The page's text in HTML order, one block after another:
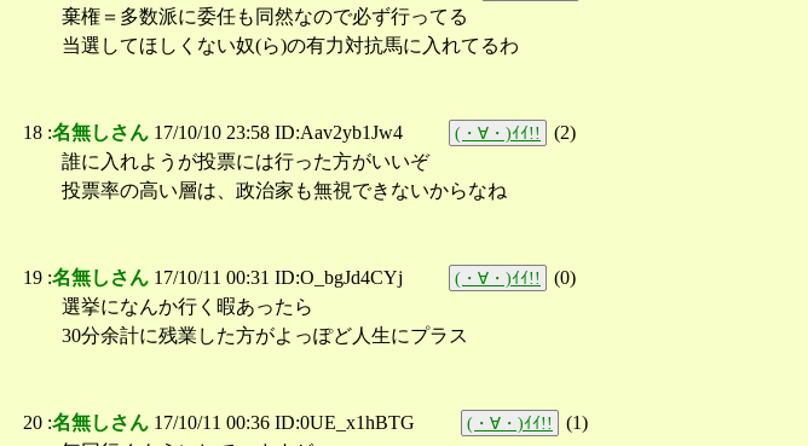
棄権＝多数派に委任も同然なので必ず行ってる
当選してほしくない奴(ら)の有力対抗馬に入れてるわ
18 :名無しさん 17/10/10 23:58 ID:Aav2yb1Jw4 (・∀・)ｲｲ!! (2)
誰に入れようが投票には行った方がいいぞ
投票率の高い層は、政治家も無視できないからなね
19 :名無しさん 17/10/11 00:31 ID:O_bgJd4CYj (・∀・)ｲｲ!! (0)
選挙になんか行く暇あったら
30分余計に残業した方がよっぽど人生にプラス
20 :名無しさん 17/10/11 00:36 ID:0UE_x1hBTG (・∀・)ｲｲ!! (1)